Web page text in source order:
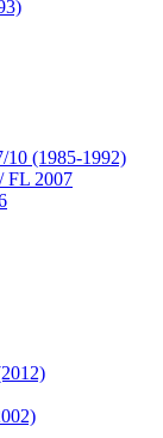
10 (1985-1992)
FL 2007